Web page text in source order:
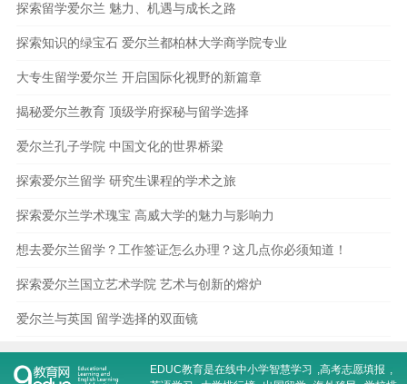
探索留学爱尔兰 魅力、机遇与成长之路
探索知识的绿宝石 爱尔兰都柏林大学商学院专业
大专生留学爱尔兰 开启国际化视野的新篇章
揭秘爱尔兰教育 顶级学府探秘与留学选择
爱尔兰孔子学院 中国文化的世界桥梁
探索爱尔兰留学 研究生课程的学术之旅
探索爱尔兰学术瑰宝 高威大学的魅力与影响力
想去爱尔兰留学？工作签证怎么办理？这几点你必须知道！
探索爱尔兰国立艺术学院 艺术与创新的熔炉
爱尔兰与英国 留学选择的双面镜
EDUC教育是在线中小学智慧学习 ,高考志愿填报 ,